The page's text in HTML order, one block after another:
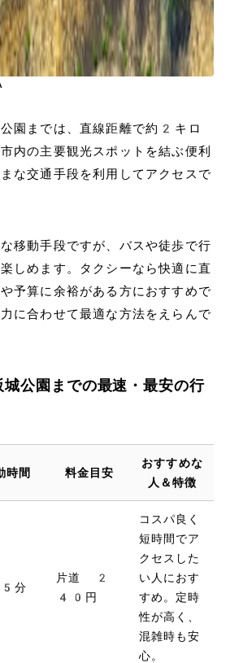
園までは、直線距離で約2キロ
内の主要観光スポットを結ぶ便利
な交通手段を利用してアクセスで
移動手段ですが、バスや徒歩で行
しめます。タクシーなら快適に直
予算に余裕がある方におすすめで
に合わせて最適な方法をえらんで
公園までの最速・最安の行
時間 料金目安
おすすめな
人＆特徴
分
片道 2
40円
コスパ良く
短時間でア
クセスした
い人におす
すめ。定時
性が高く、
混雑時も安
心。